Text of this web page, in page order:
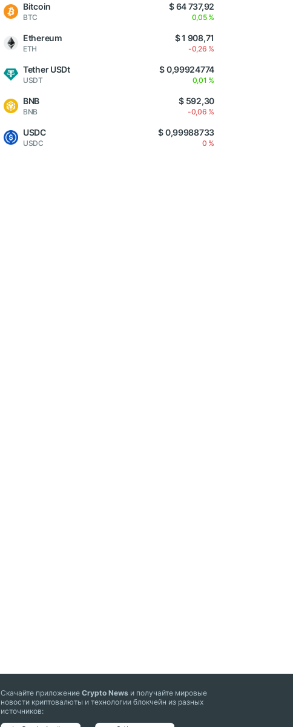
Bitcoin
BTC
$ 64 737,92
0,05 %
Ethereum
ETH
$ 1 908,71
-0,26 %
Tether USDt
USDT
$ 0,99924774
0,01 %
BNB
BNB
$ 592,30
-0,06 %
USDC
USDC
$ 0,99988733
0 %
Скачайте приложениеCrypto News и получайте мировые
новости криптовалюты и технологии блокчейн из разных
источников: